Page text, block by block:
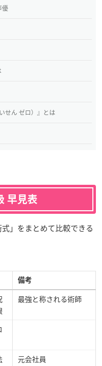
優
せん ゼロ）』とは
早見表
」をまとめて比較できる
備考
最強と称される術師
元会社員